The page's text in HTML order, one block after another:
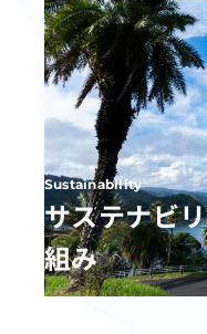
Sustainability
サステナビ
組み